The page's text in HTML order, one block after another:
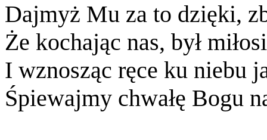
Dajmyż Mu za to dzięki,
Że kochając nas, był
I wznosząc ręce ku niebu
Śpiewajmy chwałę Bogu